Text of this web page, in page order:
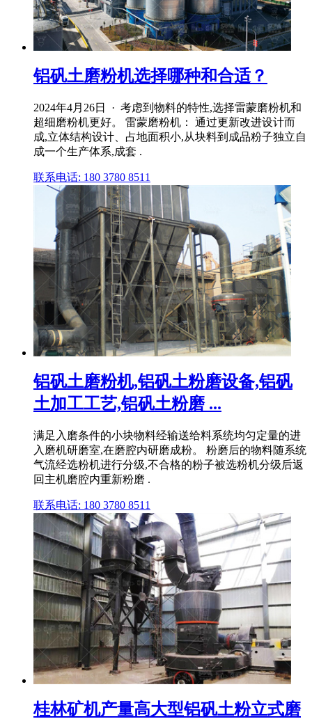
铝矾土磨粉机选择哪种和合适？
2024年4月26日 · 考虑到物料的特性,选择雷蒙磨粉机和
超细磨粉机更好。 雷蒙磨粉机： 通过更新改进设计而
成,立体结构设计、占地面积小,从块料到成品粉子独立自
成一个生产体系,成套 .
联系电话: 180 3780 8511
铝矾土磨粉机,铝矾土粉磨设备,铝矾
土加工工艺,铝矾土粉磨 ...
满足入磨条件的小块物料经输送给料系统均匀定量的进
入磨机研磨室,在磨腔内研磨成粉。 粉磨后的物料随系统
气流经选粉机进行分级,不合格的粉子被选粉机分级后返
回主机磨腔内重新粉磨 .
联系电话: 180 3780 8511
桂林矿机产量高大型铝矾土粉立式磨